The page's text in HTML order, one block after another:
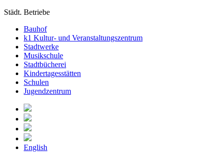
Städt. Betriebe
Bauhof
k1 Kultur- und Veranstaltungszentrum
Stadtwerke
Musikschule
Stadtbücherei
Kindertagesstätten
Schulen
Jugendzentrum
English